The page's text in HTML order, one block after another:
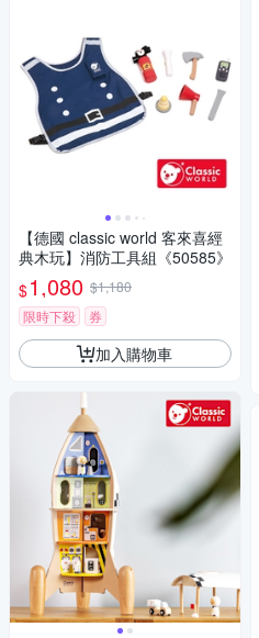
【德國 classic world 客來喜經
典木玩】消防工具組《50585》
$1,080 $1,180
限時下殺
券
加入購物車